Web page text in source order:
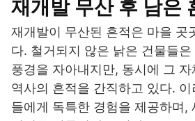
재개발 무산 후 남은
재개발이 무산된 흔적은 마을 곳
다. 철거되지 않은 낡은 건물들
풍경을 자아내지만, 동시에 그
역사의 흔적을 간직하고 있다.
들에게 독특한 경험을 제공하며,